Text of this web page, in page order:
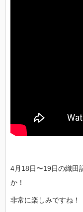
4月18日〜19日の織田
か！
非常に楽しみですね！